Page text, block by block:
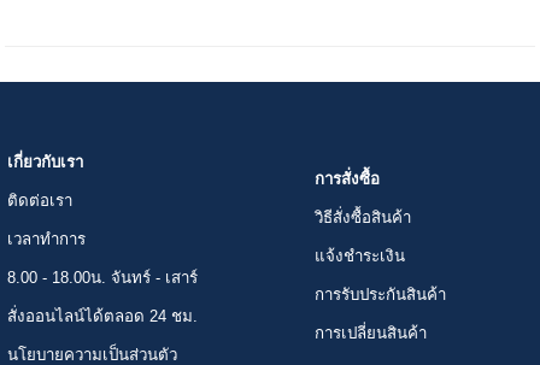
เกี่ยวกับเรา
ติดต่อเรา
เวลาทำการ
8.00 - 18.00น. จันทร์ - เสาร์
สั่งออนไลน์ได้ตลอด 24 ชม.
นโยบายความเป็นส่วนตัว
การสั่งซื้อ
วิธีสั่งซื้อสินค้า
แจ้งชำระเงิน
การรับประกันสินค้า
การเปลี่ยนสินค้า